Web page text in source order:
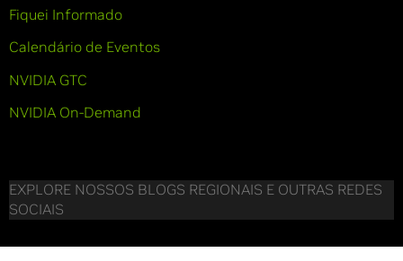
Fiquei Informado
Calendário de Eventos
NVIDIA GTC
NVIDIA On-Demand
EXPLORE NOSSOS BLOGS REGIONAIS E OUTRAS REDES
SOCIAIS